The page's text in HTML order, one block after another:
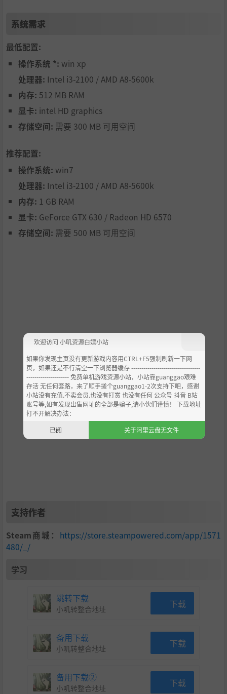
系统需求
最低配置:
操作系统 *: win xp
处理器: Intel i3-2100 / AMD A8-5600k
内存: 512 MB RAM
显卡: intel HD graphics
存储空间: 需要 300 MB 可用空间
推荐配置:
操作系统: win7
处理器: Intel i3-2100 / AMD A8-5600k
内存: 1 GB RAM
显卡: GeForce GTX 630 / Radeon HD 6570
存储空间: 需要 500 MB 可用空间
支持作者
Steam商城： https://store.steampowered.com/app/1571
480/_/
学习
跳转下载
小叽转整合地址 下载
备用下载
小叽转整合地址 下载
备用下载②
小叽转整合地址 下载
欢迎访问 小叽资源白嫖小站
如果你发现主页没有更新游戏内容用CTRL+F5强制刷新一下网
页，如果还是不行清空一下浏览器缓存 ----------------------------------
--------------------- 免费单机游戏资源小站，小站靠guanggao艰难
存活 无任何套路，来了顺手搓个guanggao1-2次支持下吧，感谢
小站没有充值.不卖会员.也没有打赏 也没有任何 公众号 抖音 B站
账号等,如有发现出售网址的全部是骗子,请小伙们谨慎！ 下载地址
打不开解决办法：
已阅
关于阿里云盘无文件